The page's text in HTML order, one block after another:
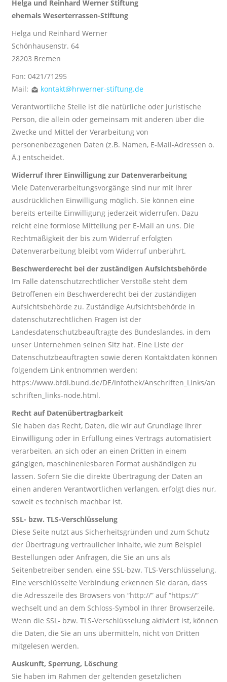
Helga und Reinhard Werner Stiftung
ehemals Weserterrassen-Stiftung
Helga und Reinhard Werner
Schönhausenstr. 64
28203 Bremen
Fon: 0421/71295
Mail:
kontakt@hrwerner-stiftung.de
Verantwortliche Stelle ist die natürliche oder juristische
Person, die allein oder gemeinsam mit anderen über die
Zwecke und Mittel der Verarbeitung von
personenbezogenen Daten (z.B. Namen, E-Mail-Adressen o.
Ä.) entscheidet.
Widerruf Ihrer Einwilligung zur Datenverarbeitung
Viele Datenverarbeitungsvorgänge sind nur mit Ihrer
ausdrücklichen Einwilligung möglich. Sie können eine
bereits erteilte Einwilligung jederzeit widerrufen. Dazu
reicht eine formlose Mitteilung per E-Mail an uns. Die
Rechtmäßigkeit der bis zum Widerruf erfolgten
Datenverarbeitung bleibt vom Widerruf unberührt.
Beschwerderecht bei der zuständigen Aufsichtsbehörde
Im Falle datenschutzrechtlicher Verstöße steht dem
Betroffenen ein Beschwerderecht bei der zuständigen
Aufsichtsbehörde zu. Zuständige Aufsichtsbehörde in
datenschutzrechtlichen Fragen ist der
Landesdatenschutzbeauftragte des Bundeslandes, in dem
unser Unternehmen seinen Sitz hat. Eine Liste der
Datenschutzbeauftragten sowie deren Kontaktdaten können
folgendem Link entnommen werden:
https://www.bfdi.bund.de/DE/Infothek/Anschriften_Links/an
schriften_links-node.html.
Recht auf Datenübertragbarkeit
Sie haben das Recht, Daten, die wir auf Grundlage Ihrer
Einwilligung oder in Erfüllung eines Vertrags automatisiert
verarbeiten, an sich oder an einen Dritten in einem
gängigen, maschinenlesbaren Format aushändigen zu
lassen. Sofern Sie die direkte Übertragung der Daten an
einen anderen Verantwortlichen verlangen, erfolgt dies nur,
soweit es technisch machbar ist.
SSL- bzw. TLS-Verschlüsselung
Diese Seite nutzt aus Sicherheitsgründen und zum Schutz
der Übertragung vertraulicher Inhalte, wie zum Beispiel
Bestellungen oder Anfragen, die Sie an uns als
Seitenbetreiber senden, eine SSL-bzw. TLS-Verschlüsselung.
Eine verschlüsselte Verbindung erkennen Sie daran, dass
die Adresszeile des Browsers von “http://” auf “https://”
wechselt und an dem Schloss-Symbol in Ihrer Browserzeile.
Wenn die SSL- bzw. TLS-Verschlüsselung aktiviert ist, können
die Daten, die Sie an uns übermitteln, nicht von Dritten
mitgelesen werden.
Auskunft, Sperrung, Löschung
Sie haben im Rahmen der geltenden gesetzlichen